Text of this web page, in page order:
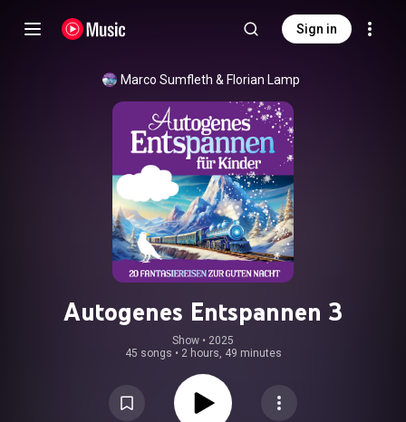
Sign in
Marco Sumfleth & Florian Lamp
Autogenes Entspannen 3
Show • 2025
45 songs • 2 hours, 49 minutes